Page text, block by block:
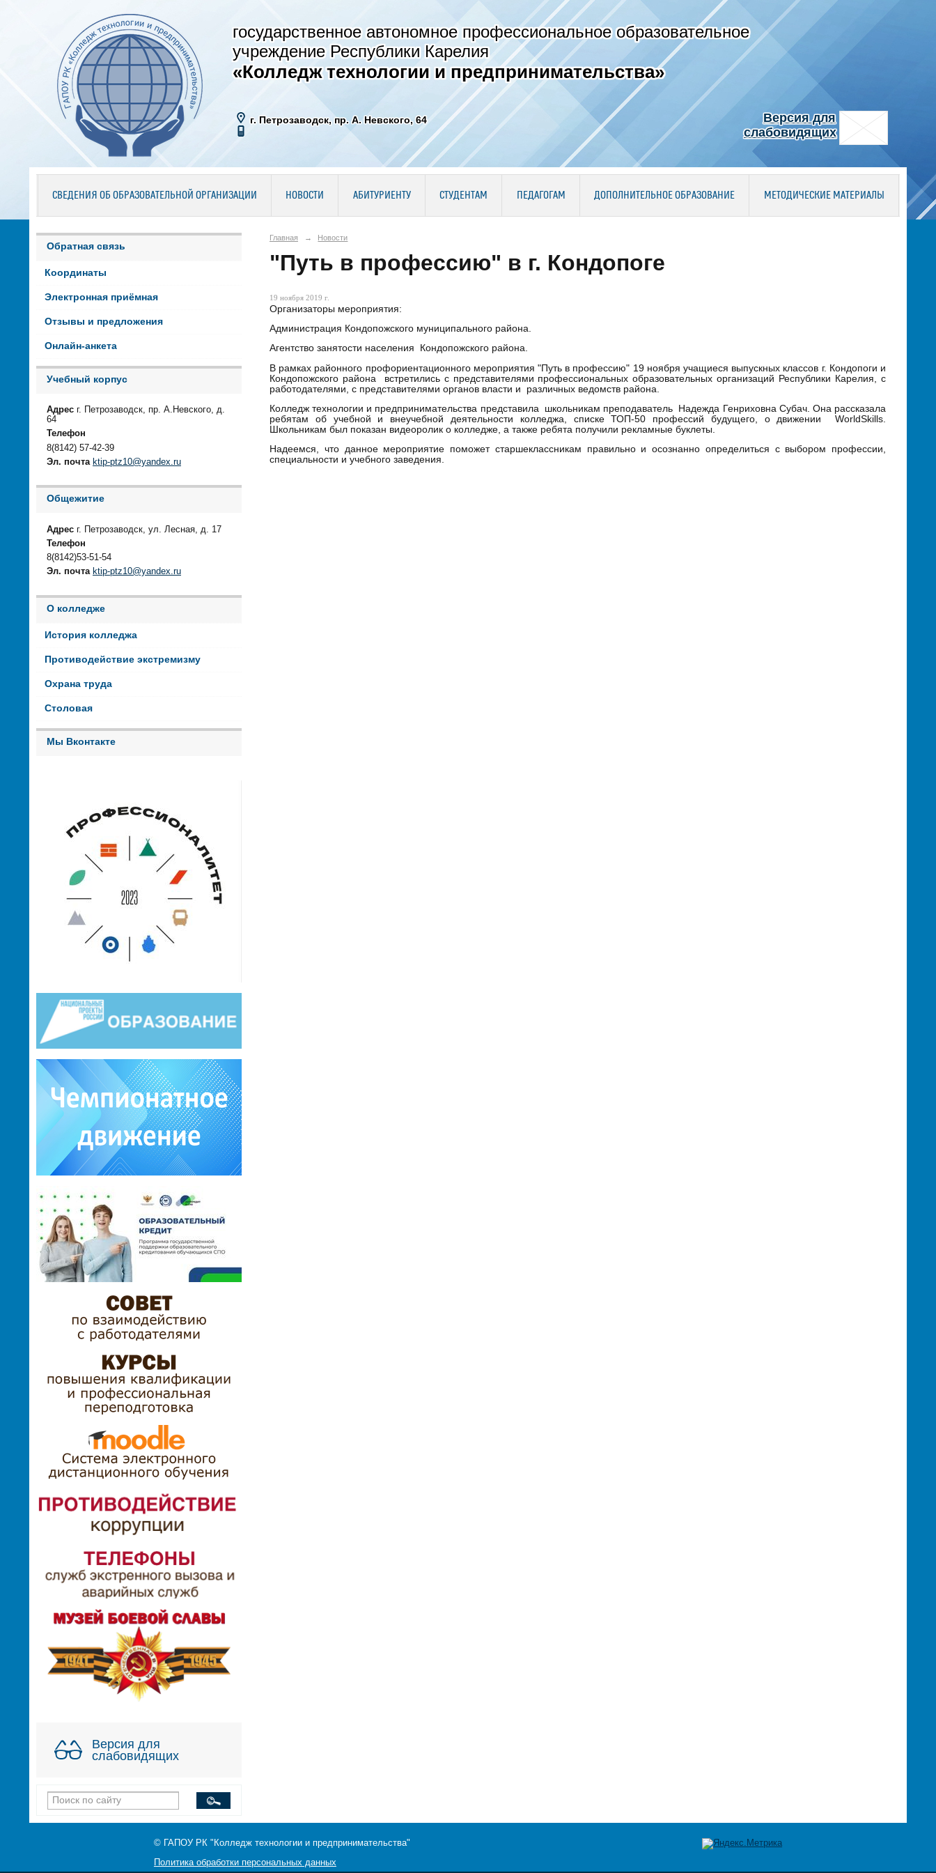
государственное автономное профессиональное образовательное
учреждение Республики Карелия
«Колледж технологии и предпринимательства»
г. Петрозаводск, пр. А. Невского, 64
Версия для
слабовидящих
СВЕДЕНИЯ ОБ ОБРАЗОВАТЕЛЬНОЙ ОРГАНИЗАЦИИ НОВОСТИ АБИТУРИЕНТУ СТУДЕНТАМ ПЕДАГОГАМ ДОПОЛНИТЕЛЬНОЕ ОБРАЗОВАНИЕ МЕТОДИЧЕСКИЕ МАТЕРИАЛЫ
Обратная связь
Координаты
Электронная приёмная
Отзывы и предложения
Онлайн-анкета
Учебный корпус
Адрес г. Петрозаводск, пр. А.Невского, д.
64
Телефон
8(8142) 57-42-39
Эл. почта ktip-ptz10@yandex.ru
Общежитие
Адрес г. Петрозаводск, ул. Лесная, д. 17
Телефон
8(8142)53-51-54
Эл. почта ktip-ptz10@yandex.ru
О колледже
История колледжа
Противодействие экстремизму
Охрана труда
Столовая
Мы Вконтакте
Версия для
слабовидящих
Главная → Новости
"Путь в профессию" в г. Кондопоге
19 ноября 2019 г.
Организаторы мероприятия:
Администрация Кондопожского муниципального района.
Агентство занятости населения Кондопожского района.
В рамках районного профориентационного мероприятия "Путь в профессию" 19 ноября учащиеся выпускных классов г. Кондопоги и
Кондопожского района встретились с представителями профессиональных образовательных организаций Республики Карелия, с
работодателями, с представителями органов власти и различных ведомств района.
Колледж технологии и предпринимательства представила школьникам преподаватель Надежда Генриховна Субач. Она рассказала
ребятам об учебной и внеучебной деятельности колледжа, списке ТОП-50 профессий будущего, о движении WorldSkills.
Школьникам был показан видеоролик о колледже, а также ребята получили рекламные буклеты.
Надеемся, что данное мероприятие поможет старшеклассникам правильно и осознанно определиться с выбором профессии,
специальности и учебного заведения.
© ГАПОУ РК "Колледж технологии и предпринимательства"
Политика обработки персональных данных